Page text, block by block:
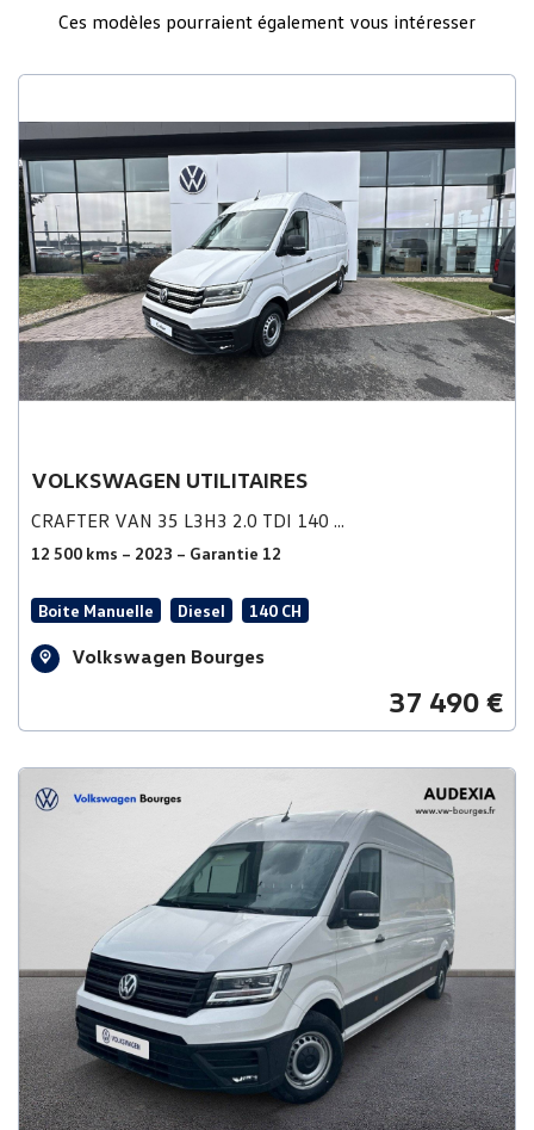
Ces modèles pourraient également vous intéresser
VOLKSWAGEN UTILITAIRES
CRAFTER VAN 35 L3H3 2.0 TDI 140 ...
12 500 kms – 2023 – Garantie 12
Boite Manuelle Diesel 140 CH
Volkswagen Bourges
37 490 €